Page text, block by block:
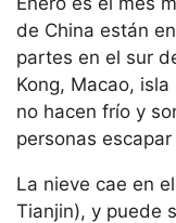
de China están
partes en el sur
Kong, Macao,
no hacen frío y
personas
La nieve cae en
Tianjin), y puede